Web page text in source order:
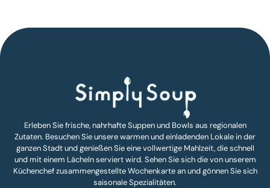
Erleben Sie frische, nahrhafte Suppen und Bowls aus regionalen
Zutaten. Besuchen Sie unsere warmen und einladenden Lokale in der
ganzen Stadt und genießen Sie eine vollwertige Mahlzeit, die schnell
und mit einem Lächeln serviert wird. Sehen Sie sich die von unserem
Küchenchef zusammengestellte Wochenkarte an und gönnen Sie sich
saisonale Spezialitäten.